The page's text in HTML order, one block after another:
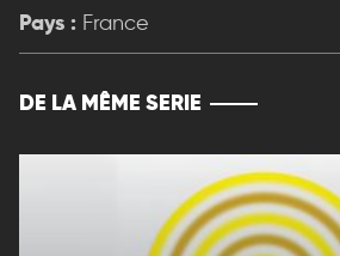
Pays : France
DE LA MÊME SERIE